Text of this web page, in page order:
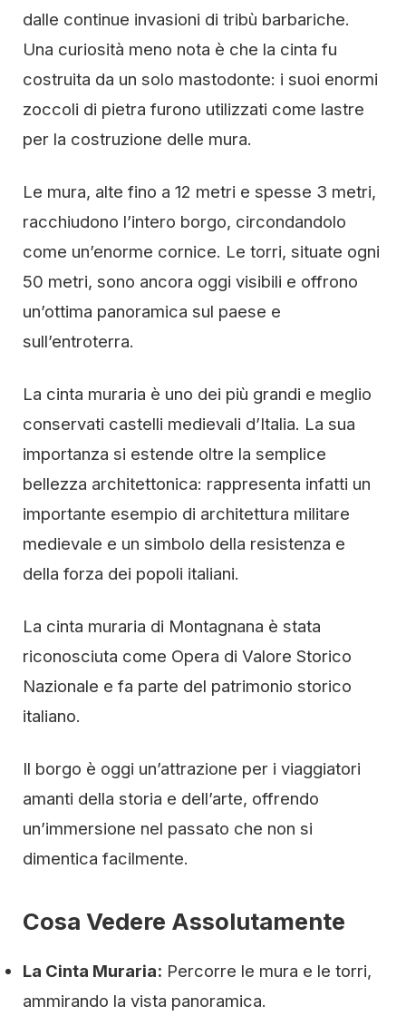
dalle continue invasioni di tribù barbariche.
Una curiosità meno nota è che la cinta fu
costruita da un solo mastodonte: i suoi enormi
zoccoli di pietra furono utilizzati come lastre
per la costruzione delle mura.
Le mura, alte fino a 12 metri e spesse 3 metri,
racchiudono l’intero borgo, circondandolo
come un’enorme cornice. Le torri, situate ogni
50 metri, sono ancora oggi visibili e offrono
un’ottima panoramica sul paese e
sull’entroterra.
La cinta muraria è uno dei più grandi e meglio
conservati castelli medievali d’Italia. La sua
importanza si estende oltre la semplice
bellezza architettonica: rappresenta infatti un
importante esempio di architettura militare
medievale e un simbolo della resistenza e
della forza dei popoli italiani.
La cinta muraria di Montagnana è stata
riconosciuta come Opera di Valore Storico
Nazionale e fa parte del patrimonio storico
italiano.
Il borgo è oggi un’attrazione per i viaggiatori
amanti della storia e dell’arte, offrendo
un’immersione nel passato che non si
dimentica facilmente.
Cosa Vedere Assolutamente
La Cinta Muraria: Percorre le mura e le torri,
ammirando la vista panoramica.